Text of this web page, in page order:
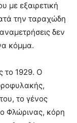
με εξαιρετική
την ταραχώδη
δεν
κόμμα.
το 1929. Ο
το γένος
Φλώρινας, κόρη